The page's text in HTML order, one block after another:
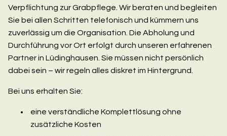
Verpflichtung zur Grabpflege. Wir beraten und begleiten
Sie bei allen Schritten telefonisch und kümmern uns
zuverlässig um die Organisation. Die Abholung und
Durchführung vor Ort erfolgt durch unseren erfahrenen
Partner in Lüdinghausen. Sie müssen nicht persönlich
dabei sein – wir regeln alles diskret im Hintergrund.
Bei uns erhalten Sie:
eine verständliche Komplettlösung ohne
zusätzliche Kosten